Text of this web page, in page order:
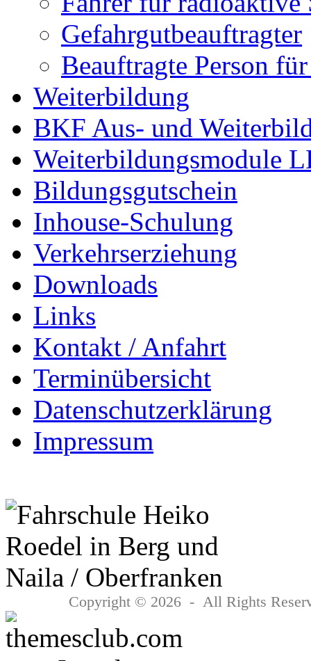
Gefahrgutbeauftragter
Beauftragte Person
Weiterbildung
BKF Aus- und
Weiterbildungsmodule
Bildungsgutschein
Inhouse-Schulung
Verkehrserziehung
Downloads
Links
Kontakt / Anfahrt
Terminübersicht
Datenschutzerklärung
Impressum
Copyright © 2026 - All Rights